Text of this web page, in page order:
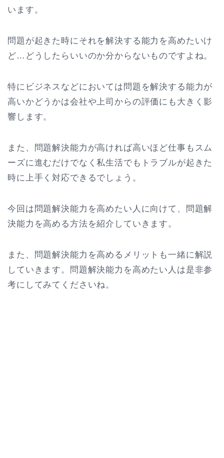
います。
問題が起きた時にそれを解決する能力を高めたいけ
ど…どうしたらいいのか分からないものですよね。
特にビジネスなどにおいては問題を解決する能力が
高いかどうかは会社や上司からの評価にも大きく影
響します。
また、問題解決能力が高ければ高いほど仕事もスム
ーズに進むだけでなく私生活でもトラブルが起きた
時に上手く対応できるでしょう。
今回は問題解決能力を高めたい人に向けて、問題解
決能力を高める方法を紹介していきます。
また、問題解決能力を高めるメリットも一緒に解説
していきます。問題解決能力を高めたい人は是非参
考にしてみてくださいね。